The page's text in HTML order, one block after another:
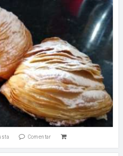
Comentar